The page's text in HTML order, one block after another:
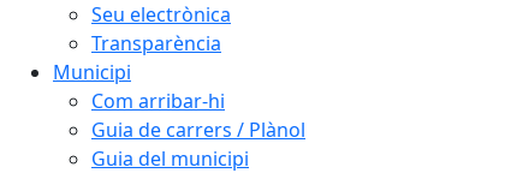
Seu electrònica
Transparència
Municipi
Com arribar-hi
Guia de carrers / Plànol
Guia del municipi